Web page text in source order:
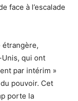
face à l’escalade
étrangère,
qui ont
par intérim »
du pouvoir. Cet
porte la